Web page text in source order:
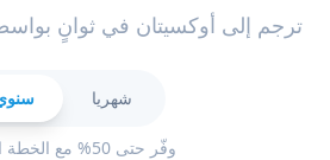
ترجم إلى أوكسيتان في ثوانٍ
شهريا
وفّر حتى 50% مع الخطة السنوية